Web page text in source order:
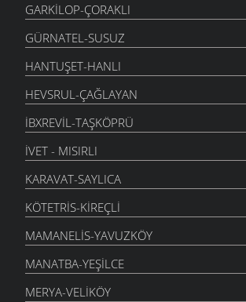
GARKILOP-ÇORAKLI
GÜRNATEL-SUSUZ
HANTUŞET-HANLI
HEVSRUL-ÇAĞLAYAN
İBXREVIL-TAŞKÖPRÜ
İVET - MISIRLI
KARAVAT-SAYLICA
KÖTETRIS-KIREÇLI
MAMANELIS-YAVUZKÖY
MANATBA-YEŞILCE
MERYA-VELIKÖY